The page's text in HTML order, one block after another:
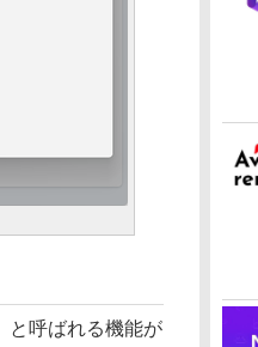
と呼ばれる機能が